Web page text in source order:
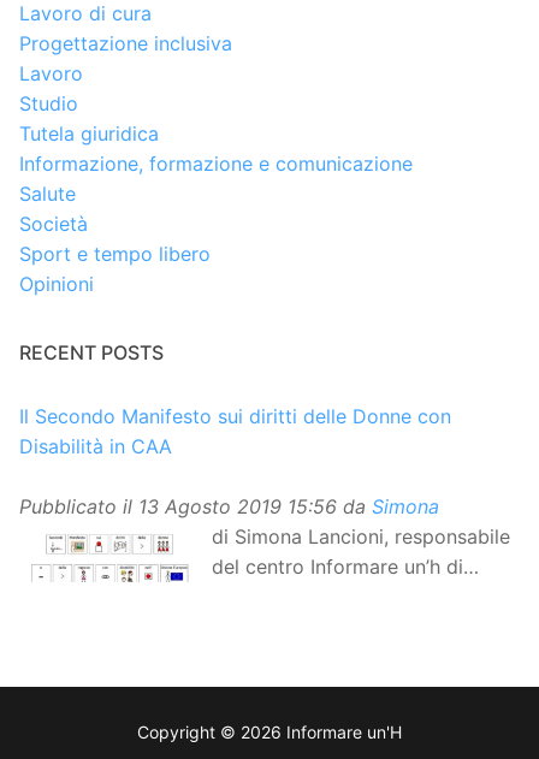
Lavoro di cura
Progettazione inclusiva
Lavoro
Studio
Tutela giuridica
Informazione, formazione e comunicazione
Salute
Società
Sport e tempo libero
Opinioni
RECENT POSTS
Il Secondo Manifesto sui diritti delle Donne con
Disabilità in CAA
Pubblicato il 13 Agosto 2019 15:56 da Simona
di Simona Lancioni, responsabile
del centro Informare un’h di
aumentativa alternativa (CAA) del “Secondo Manifesto
nell’Unione Europea”. La rivendicazione ed il
Copyright © 2026 Informare un'H